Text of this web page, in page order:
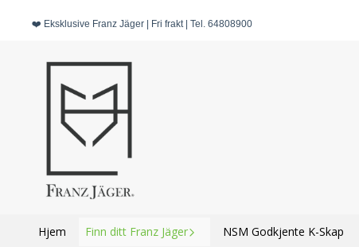
❤️ Eksklusive Franz Jäger | Fri frakt | Tel. 64808900
Hjem Finn ditt Franz Jäger NSM Godkjente K-Skap